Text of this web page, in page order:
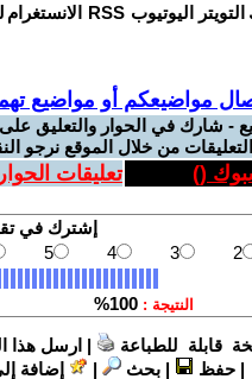
التويتر اليوتيوب RSS الانستغرام
مواضيعكم أو مواضيع
- شارك في الحوار والتعليق
من خلال الموقع نرجو
(
) تعليقات
قابلة للطباعة | ارسل
|حفظ |بحث | إضافة